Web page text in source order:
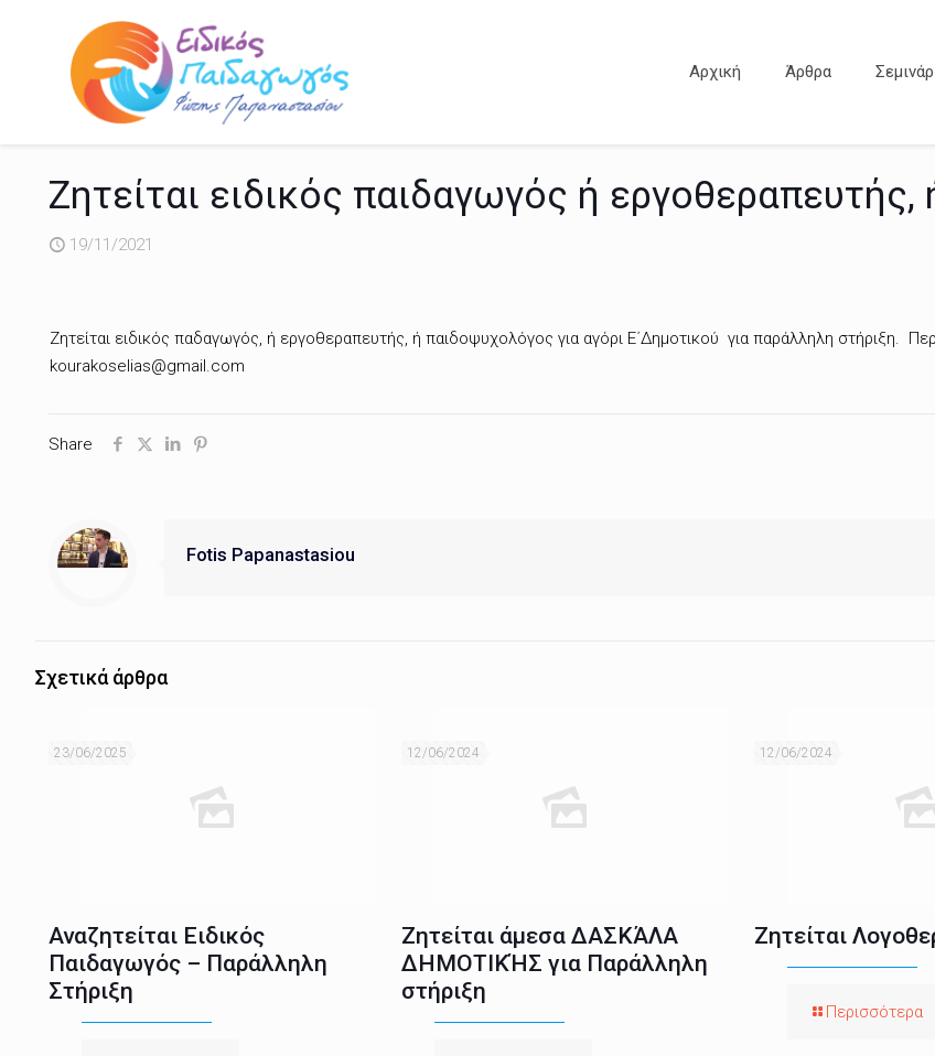
Αρχική Άρθρα
Ζητείται ειδικός παιδαγωγός ή
19/11/2021
Ζητείται ειδικός παδαγωγός, ή εργοθεραπευτής, ή παιδοψυχολόγος για αγόρι Ε΄Δημοτικού για παράλληλη στήριξη.
kourakoselias@gmail.com
Share
Fotis Papanastasiou
Σχετικά άρθρα
23/06/2025
Αναζητείται Ειδικός
Παιδαγωγός – Παράλληλη
Στήριξη
12/06/2024
Ζητείται άμεσα ΔΑΣΚΆΛΑ
ΔΗΜΟΤΙΚΉΣ για Παράλληλη
στήριξη
12/06/2024
Ζητείται
Περισσότερα